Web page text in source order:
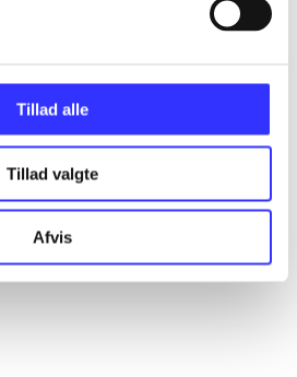
Tillad alle
Tillad valgte
Afvis